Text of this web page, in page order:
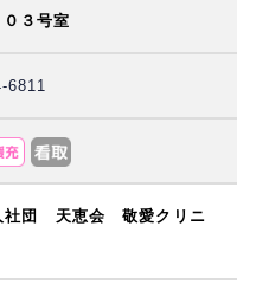
３号室
6811
社団 天恵会 敬愛クリニ